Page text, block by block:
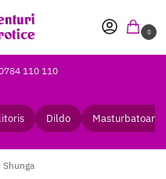
0
110 110
Dildo Masturbatoare
Shunga